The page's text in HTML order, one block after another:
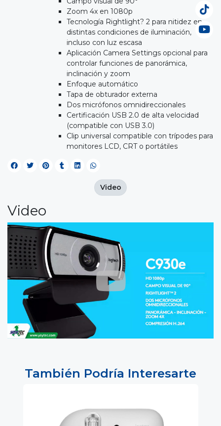
Zoom 4x en 1080p
Tecnología Rightlight? 2 para nitidez en
distintas condiciones de iluminación,
incluso con luz escasa
Aplicación Camera Settings opcional para
controlar funciones de panorámica,
inclinación y zoom
Enfoque automático
Tapa de obturador externa
Dos micrófonos omnidireccionales
Certificación USB 2.0 de alta velocidad
(compatible con USB 3.0)
Clip universal compatible con trípodes para
monitores LCD, CRT o portátiles
Video
Video
También Podría Interesarte